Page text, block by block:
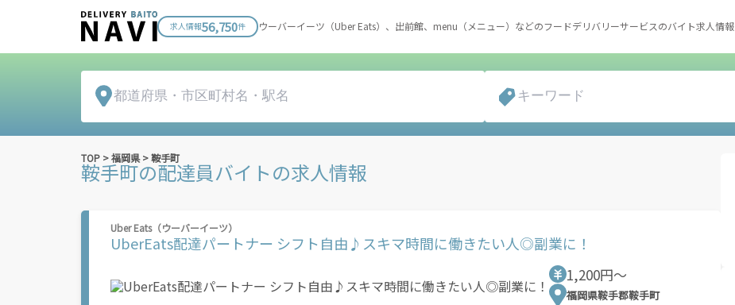
求人情報56,750件 ウーバーイーツ（Uber Eats）、出前館、menu（メニュー）などのフードデリバリーサービスのバイト求人情報
TOP >福岡県>鞍手町
鞍手町の配達員バイトの求人情報
Uber Eats（ウーバーイーツ）
UberEats配達パートナー シフト自由♪スキマ時間に働きたい人◎副業に！
1,200円〜
福岡県鞍手郡鞍手町